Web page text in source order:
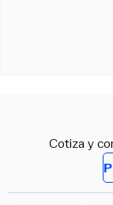
Cotiza y